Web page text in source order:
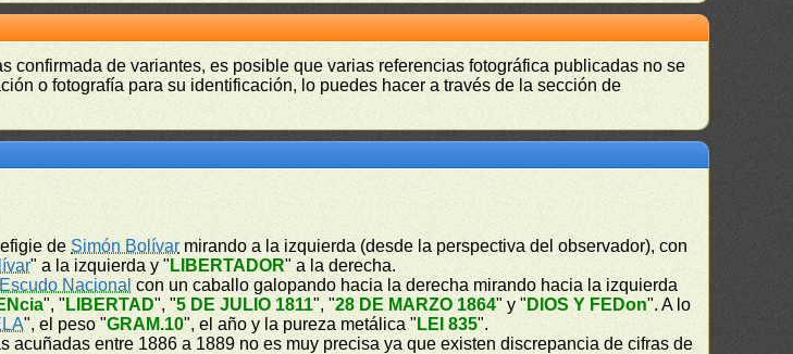
confirmada de variantes, es posible que varias referencias fotográfica publicadas no se
o fotografía para su identificación, lo puedes hacer a través de la sección de
de Simón Bolívar mirando a la izquierda (desde la perspectiva del observador), con
" a la izquierda y " LIBERTADOR" a la derecha.
Escudo Nacional con un caballo galopando hacia la derecha mirando hacia la izquierda
", " LIBERTAD", "5 DE JULIO 1811", "28 DE MARZO 1864" y " DIOS Y FEDon". A lo
", el peso "GRAM.10", el año y la pureza metálica " LEI 835".
acuñadas entre 1886 a 1889 no es muy precisa ya que existen discrepancia de cifras de